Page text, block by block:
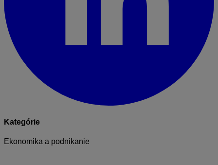
Kategórie
Ekonomika a podnikanie